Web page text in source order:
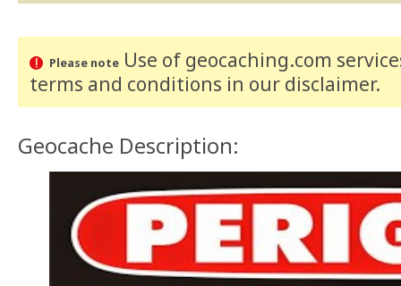
Please noteUse of geocaching.com
terms and conditions in our disclaimer.
Geocache Description: